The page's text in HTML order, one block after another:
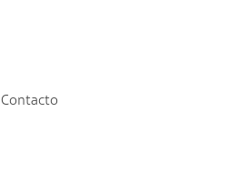
Contacto